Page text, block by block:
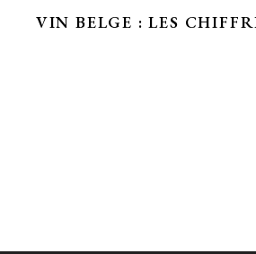
VIN BELGE : LES